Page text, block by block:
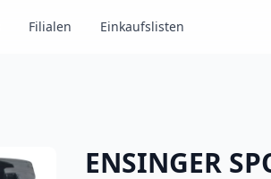
Filialen Einkaufslisten
ENSINGER